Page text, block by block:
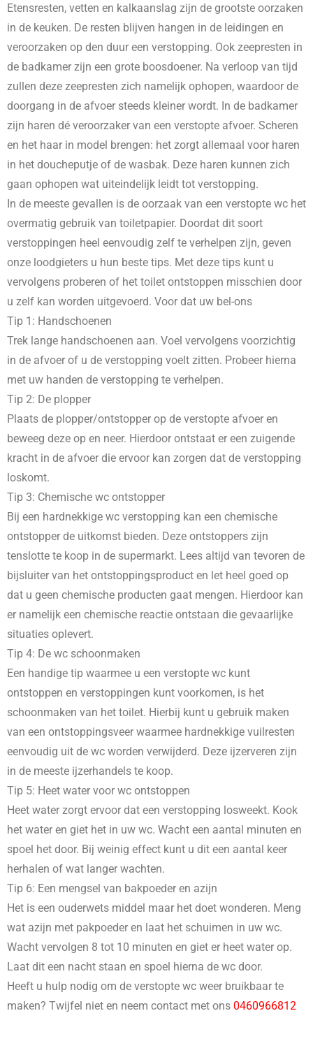
Etensresten, vetten en kalkaanslag zijn de grootste oorzaken
in de keuken. De resten blijven hangen in de leidingen en
veroorzaken op den duur een verstopping. Ook zeepresten in
de badkamer zijn een grote boosdoener. Na verloop van tijd
zullen deze zeepresten zich namelijk ophopen, waardoor de
doorgang in de afvoer steeds kleiner wordt. In de badkamer
zijn haren dé veroorzaker van een verstopte afvoer. Scheren
en het haar in model brengen: het zorgt allemaal voor haren
in het doucheputje of de wasbak. Deze haren kunnen zich
gaan ophopen wat uiteindelijk leidt tot verstopping.
In de meeste gevallen is de oorzaak van een verstopte wc het
overmatig gebruik van toiletpapier. Doordat dit soort
verstoppingen heel eenvoudig zelf te verhelpen zijn, geven
onze loodgieters u hun beste tips. Met deze tips kunt u
vervolgens proberen of het toilet ontstoppen misschien door
u zelf kan worden uitgevoerd. Voor dat uw bel-ons
Tip 1: Handschoenen
Trek lange handschoenen aan. Voel vervolgens voorzichtig
in de afvoer of u de verstopping voelt zitten. Probeer hierna
met uw handen de verstopping te verhelpen.
Tip 2: De plopper
Plaats de plopper/ontstopper op de verstopte afvoer en
beweeg deze op en neer. Hierdoor ontstaat er een zuigende
kracht in de afvoer die ervoor kan zorgen dat de verstopping
loskomt.
Tip 3: Chemische wc ontstopper
Bij een hardnekkige wc verstopping kan een chemische
ontstopper de uitkomst bieden. Deze ontstoppers zijn
tenslotte te koop in de supermarkt. Lees altijd van tevoren de
bijsluiter van het ontstoppingsproduct en let heel goed op
dat u geen chemische producten gaat mengen. Hierdoor kan
er namelijk een chemische reactie ontstaan die gevaarlijke
situaties oplevert.
Tip 4: De wc schoonmaken
Een handige tip waarmee u een verstopte wc kunt
ontstoppen en verstoppingen kunt voorkomen, is het
schoonmaken van het toilet. Hierbij kunt u gebruik maken
van een ontstoppingsveer waarmee hardnekkige vuilresten
eenvoudig uit de wc worden verwijderd. Deze ijzerveren zijn
in de meeste ijzerhandels te koop.
Tip 5: Heet water voor wc ontstoppen
Heet water zorgt ervoor dat een verstopping losweekt. Kook
het water en giet het in uw wc. Wacht een aantal minuten en
spoel het door. Bij weinig effect kunt u dit een aantal keer
herhalen of wat langer wachten.
Tip 6: Een mengsel van bakpoeder en azijn
Het is een ouderwets middel maar het doet wonderen. Meng
wat azijn met pakpoeder en laat het schuimen in uw wc.
Wacht vervolgen 8 tot 10 minuten en giet er heet water op.
Laat dit een nacht staan en spoel hierna de wc door.
Heeft u hulp nodig om de verstopte wc weer bruikbaar te
maken? Twijfel niet en neem contact met ons 0460966812